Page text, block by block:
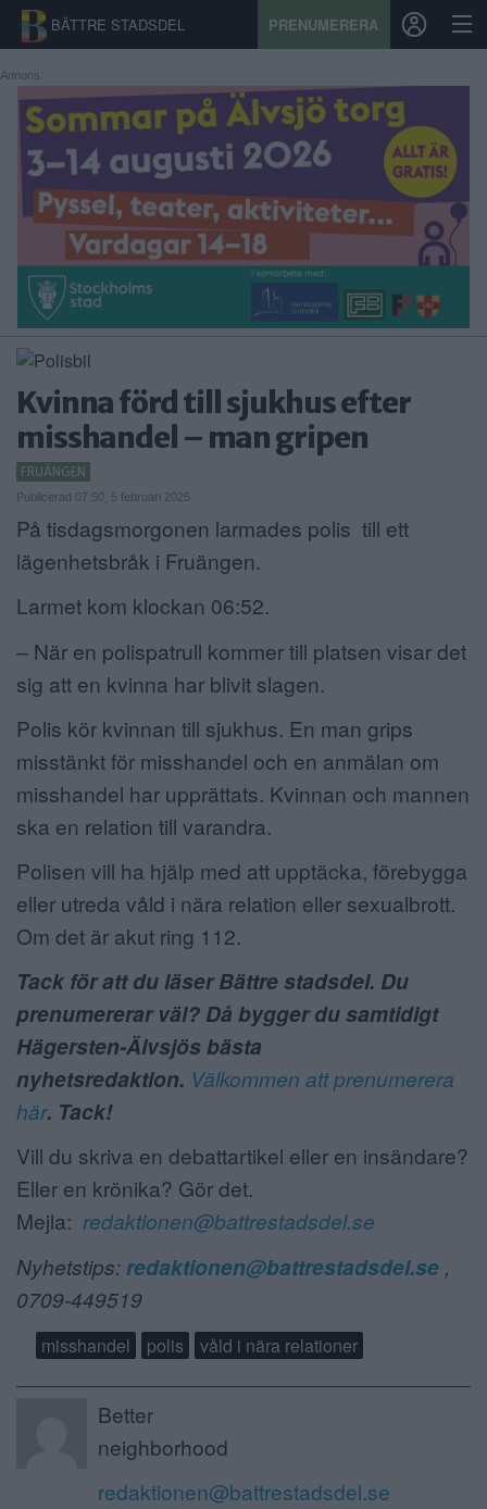
BÄTTRE STADSDEL PRENUMERERA
START
STADSDEL
PRENUMERATION
SPORT
ÅSIKTER
KALENDER
KONTAKT
SAMARBETEN
ANNONSERA
NÄRINGSLIV
MER
Annons:
Kvinna förd till sjukhus efter
misshandel – man gripen
FRUÄNGEN
Publicerad 07:50, 5 februari 2025
På tisdagsmorgonen larmades polis till ett
lägenhetsbråk i Fruängen.
Larmet kom klockan 06:52.
– När en polispatrull kommer till platsen visar det
sig att en kvinna har blivit slagen.
Polis kör kvinnan till sjukhus. En man grips
misstänkt för misshandel och en anmälan om
misshandel har upprättats. Kvinnan och mannen
ska en relation till varandra.
Polisen vill ha hjälp med att upptäcka, förebygga
eller utreda våld i nära relation eller sexualbrott.
Om det är akut ring 112.
Tack för att du läser Bättre stadsdel. Du
prenumererar väl? Då bygger du samtidigt
Hägersten-Älvsjös bästa
nyhetsredaktion. Välkommen att prenumerera
här. Tack!
Vill du skriva en debattartikel eller en insändare?
Eller en krönika? Gör det.
Mejla: redaktionen@battrestadsdel.se
Nyhetstips: redaktionen@battrestadsdel.se ,
0709-449519
misshandel polis våld i nära relationer
Better
neighborhood
redaktionen@battrestadsdel.se